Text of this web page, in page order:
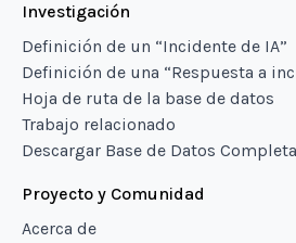
Investigación
Definición de un “Incidente de IA”
Definición de una “Respuesta a
Hoja de ruta de la base de datos
Trabajo relacionado
Descargar Base de Datos Completa
Proyecto y Comunidad
Acerca de